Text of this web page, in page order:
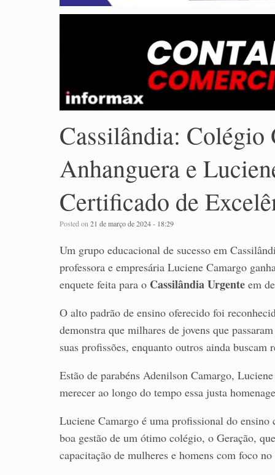
Cassilândia: Colégio
Anhanguera e
Certificado de
Posted on21 de março de 2024 - 18:29
Um grupo educacional de sucesso em
professora e empresária Luciene Camargo
enquete feita para o Cassilândia Urgente em
O alto padrão de ensino oferecido foi
demonstra que milhares de jovens que
suas profissões, enquanto outros ainda
Estão de parabéns Adenilson Camargo,
merecer ao longo do tempo essa justa
Luciene Camargo é uma profissional do
boa gestão de um ótimo colégio, o Geração,
capacitação de mulheres e homens com foco